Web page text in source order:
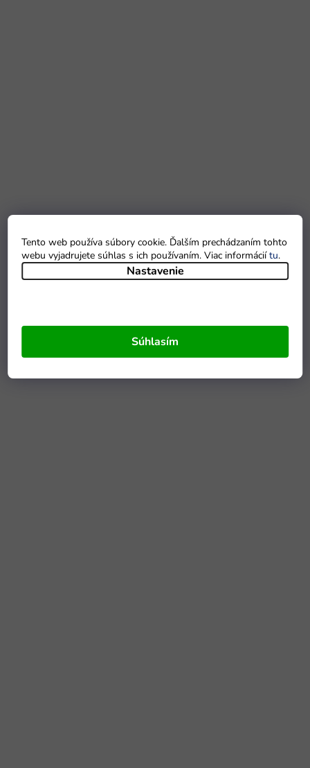
Tento web používa súbory cookie. Ďalším prechádzaním tohto
webu vyjadrujete súhlas s ich používaním. Viac informáciítu.
Nastavenie
Súhlasím